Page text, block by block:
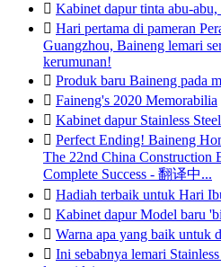
 Kabinet dapur tinta abu-
 Hari pertama di pameran
Guangzhou, Baineng lemari
kerumunan!
 Produk baru Baineng pada
 Faineng's 2020 Memorabilia
 Kabinet dapur Stainless
 Perfect Ending! Baineng
The 22nd China Construction
Complete Success - 翻译中...
 Hadiah terbaik untuk Hari
 Kabinet dapur Model baru
 Warna apa yang baik untuk
 Ini sebabnya lemari